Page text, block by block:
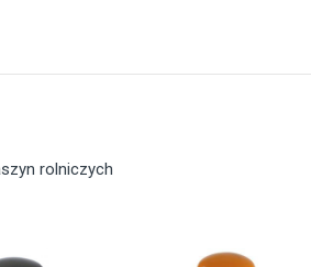
rolniczych